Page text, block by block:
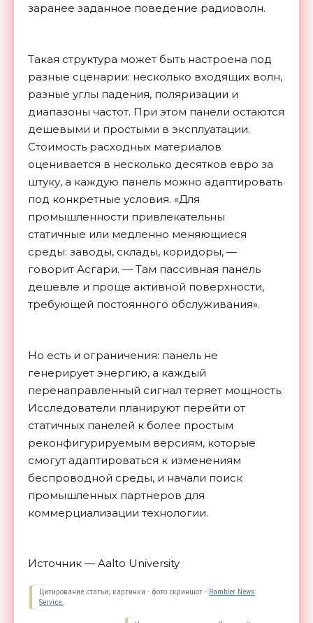
заранее заданное поведение радиоволн.
Такая структура может быть настроена под
разные сценарии: несколько входящих волн,
разные углы падения, поляризации и
диапазоны частот. При этом панели остаются
дешевыми и простыми в эксплуатации.
Стоимость расходных материалов
оценивается в несколько десятков евро за
штуку, а каждую панель можно адаптировать
под конкретные условия. «Для
промышленности привлекательны
статичные или медленно меняющиеся
среды: заводы, склады, коридоры, —
говорит Асгари. — Там пассивная панель
дешевле и проще активной поверхности,
требующей постоянного обслуживания».
Но есть и ограничения: панель не
генерирует энергию, а каждый
перенаправленный сигнал теряет мощность.
Исследователи планируют перейти от
статичных панелей к более простым
реконфигурируемым версиям, которые
смогут адаптироваться к изменениям
беспроводной среды, и начали поиск
промышленных партнеров для
коммерциализациитехнологии.
Источник — Aalto University
Цитирование статьи, картинки - фото скриншот - Rambler News
Service.